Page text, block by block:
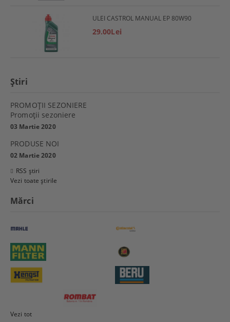
ULEI CASTROL MANUAL EP 80W90
29.00Lei
Ştiri
PROMOŢII SEZONIERE
Promoţii sezoniere
03 Martie 2020
PRODUSE NOI
02 Martie 2020
RSS știri
Vezi toate știrile
Mărci
Vezi tot